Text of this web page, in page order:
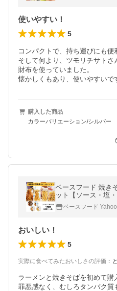
使いやすい！
5
コンパクトで、持ち運びにも便
そして何より、ツモリチサト
財布を使っていました。
懐かしくもあり、使いやすいで
購入した商品
カラーバリエーション/シルバー
ベースフード 焼き
ット【ソース・塩
プ麺 完全栄養
ベースフード
おいしい！
5
実際に食べてみたおいしさの評価 ：
ラーメンと焼きそばを初めて購
罪悪感なく、むしろタンパク